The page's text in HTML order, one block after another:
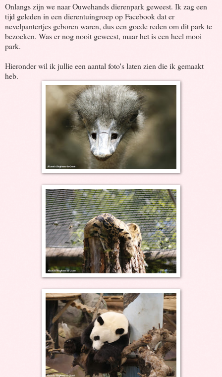
Onlangs zijn we naar Ouwehands dierenpark geweest. Ik zag een
tijd geleden in een dierentuingroep op Facebook dat er
nevelpantertjes geboren waren, dus een goede reden om dit park te
bezoeken. Was er nog nooit geweest, maar het is een heel mooi
park.
Hieronder wil ik jullie een aantal foto's laten zien die ik gemaakt
heb.